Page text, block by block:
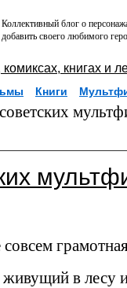
Коллективный блог о
добавить своего любимого
книгах и
Книги
в лесу